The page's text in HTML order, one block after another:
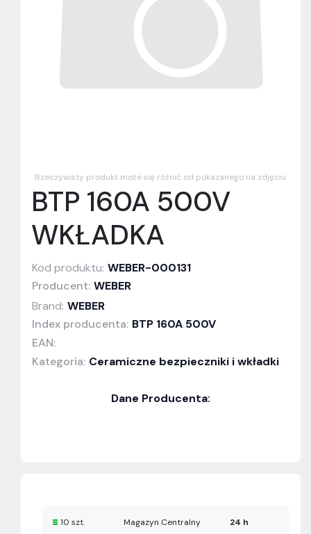
Rzeczywisty produkt może się różnić od pokazanego na zdjęciu
BTP 160A 500V
WKŁADKA
Kod produktu: WEBER-000131
Producent: WEBER
Brand: WEBER
Index producenta: BTP 160A 500V
EAN:
Kategoria: Ceramiczne bezpieczniki i wkładki
Dane Producenta:
10 szt. Magazyn Centralny 24 h